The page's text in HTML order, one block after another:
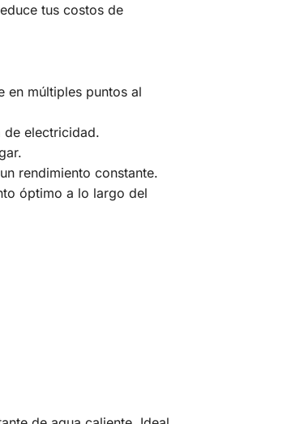
tus costos de
en múltiples puntos al
de electricidad.
rendimiento constante.
óptimo a lo largo del